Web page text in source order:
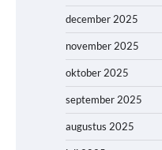
december 2025
november 2025
oktober 2025
september 2025
augustus 2025